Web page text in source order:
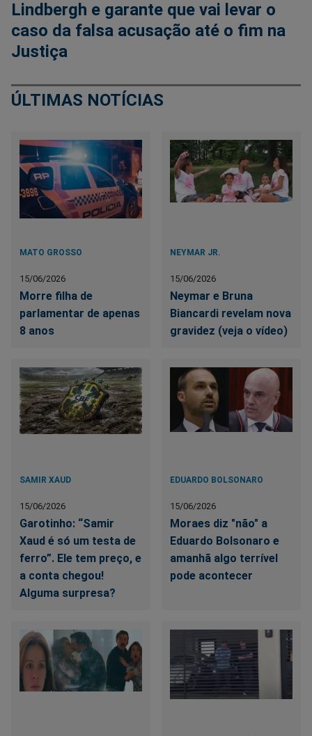
Lindbergh e garante que vai levar o
caso da falsa acusação até o fim na
Justiça
ÚLTIMAS NOTÍCIAS
MATO GROSSO
15/06/2026
Morre filha de
parlamentar de apenas
8 anos
NEYMAR JR.
15/06/2026
Neymar e Bruna
Biancardi revelam nova
gravidez (veja o vídeo)
SAMIR XAUD
15/06/2026
Garotinho: “Samir
Xaud é só um testa de
ferro”. Ele tem preço, e
a conta chegou!
Alguma surpresa?
EDUARDO BOLSONARO
15/06/2026
Moraes diz "não" a
Eduardo Bolsonaro e
amanhã algo terrível
pode acontecer